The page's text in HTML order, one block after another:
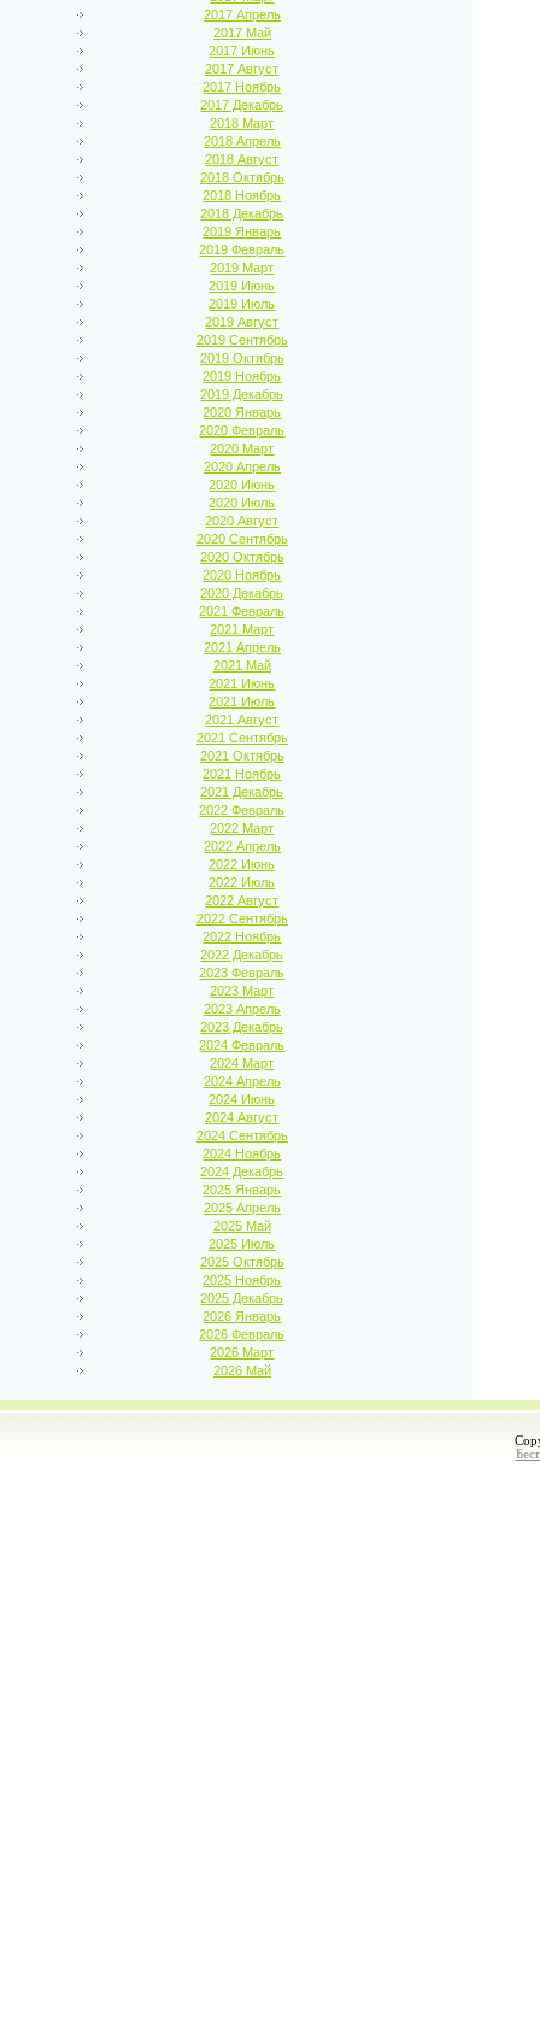
2017 Апрель
2017 Май
2017 Июнь
2017 Август
2017 Ноябрь
2017 Декабрь
2018 Март
2018 Апрель
2018 Август
2018 Октябрь
2018 Ноябрь
2018 Декабрь
2019 Январь
2019 Февраль
2019 Март
2019 Июнь
2019 Июль
2019 Август
2019 Сентябрь
2019 Октябрь
2019 Ноябрь
2019 Декабрь
2020 Январь
2020 Февраль
2020 Март
2020 Апрель
2020 Июнь
2020 Июль
2020 Август
2020 Сентябрь
2020 Октябрь
2020 Ноябрь
2020 Декабрь
2021 Февраль
2021 Март
2021 Апрель
2021 Май
2021 Июнь
2021 Июль
2021 Август
2021 Сентябрь
2021 Октябрь
2021 Ноябрь
2021 Декабрь
2022 Февраль
2022 Март
2022 Апрель
2022 Июнь
2022 Июль
2022 Август
2022 Сентябрь
2022 Ноябрь
2022 Декабрь
2023 Февраль
2023 Март
2023 Апрель
2023 Декабрь
2024 Февраль
2024 Март
2024 Апрель
2024 Июнь
2024 Август
2024 Сентябрь
2024 Ноябрь
2024 Декабрь
2025 Январь
2025 Апрель
2025 Май
2025 Июль
2025 Октябрь
2025 Ноябрь
2025 Декабрь
2026 Январь
2026 Февраль
2026 Март
2026 Май